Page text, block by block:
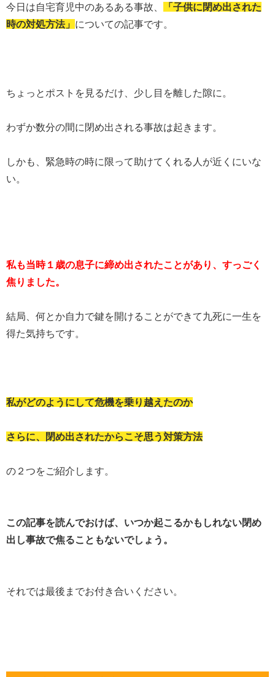
今日は自宅育児中のあるある事故、
「子供に閉め出された
時の対処方法」 についての記事です。
ちょっとポストを見るだけ、少し目を離した隙に。
わずか数分の間に閉め出される事故は起きます。
しかも、緊急時の時に限って助けてくれる人が近くにいな
い。
私も当時１歳の息子に締め出されたことがあり、すっごく
焦りました。
結局、何とか自力で鍵を開けることができて九死に一生を
得た気持ちです。
私がどのようにして危機を乗り越えたのか
さらに、閉め出されたからこそ思う対策方法
の２つをご紹介します。
この記事を読んでおけば、いつか起こるかもしれない閉め
出し事故で焦ることもないでしょう。
それでは最後までお付き合いください。